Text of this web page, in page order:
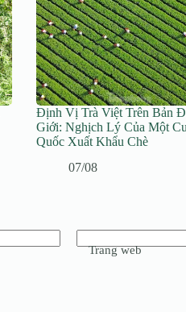
Định Vị Trà Việt Trên Bản
Giới: Nghịch Lý Của Một
Quốc Xuất Khẩu Chè
07/08
Trang web